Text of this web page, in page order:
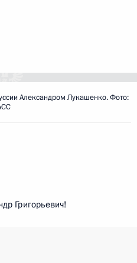
Александром Лукашенко. Фото:
Григорьевич!